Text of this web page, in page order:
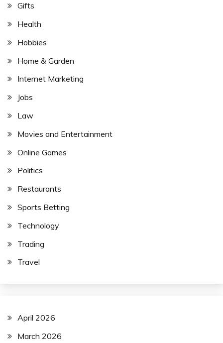
Gifts
Health
Hobbies
Home & Garden
Internet Marketing
Jobs
Law
Movies and Entertainment
Online Games
Politics
Restaurants
Sports Betting
Technology
Trading
Travel
April 2026
March 2026